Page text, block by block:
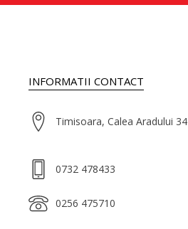
INFORMATII CONTACT
Timisoara, Calea Aradului 34
0732 478433
0256 475710